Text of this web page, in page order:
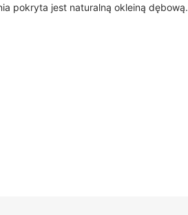
pokryta jest naturalną okleiną dębową.